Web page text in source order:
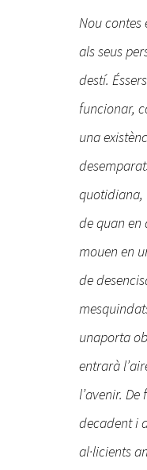
Nou contes
als seus
destí.
funcionar,
una
quotidiana,
de quan en
mouen en
de
unaporta
entrarà
l’avenir.
decadent i
al·licients